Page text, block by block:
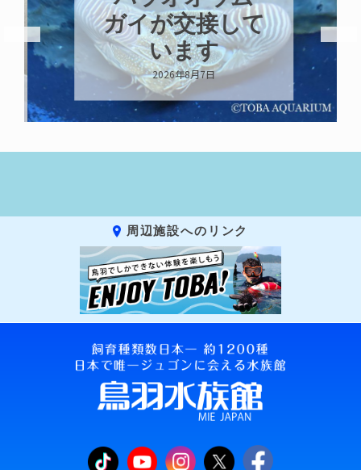
ガイが交接して
います
2026年8月7日
周辺施設へのリンク